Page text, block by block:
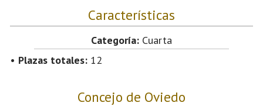
Características
Categoría: Cuarta
• Plazas totales: 12
Concejo de Oviedo